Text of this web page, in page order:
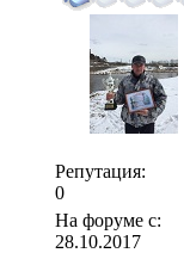
Репутация:
0
На форуме с:
28.10.2017